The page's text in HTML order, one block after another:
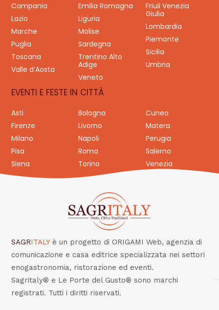
Campania
Emilia Romagna
Friuli Venezia
Giulia
Lazio
Liguria
Lombardia
Marche
Molise
Piemonte
Puglia
Sardegna
Sicilia
Toscana
Trentino Alto
Adige
Umbria
Valle d’Aosta
Veneto
EVENTI E FESTE IN CITTÀ
Asti Bologna
Cuneo
Firenze
Livorno
Matera
Milano
Napoli
Perugia
Pisa
Roma
Salerno
Siena
Torino Venezia
SAGRITALY è un progetto di ORIGAMI Web, agenzia di
comunicazione e casa editrice specializzata nei settori
enogastronomia, ristorazione ed eventi.
Sagritaly® e Le Porte del Gusto® sono marchi
registrati. Tutti i diritti riservati.